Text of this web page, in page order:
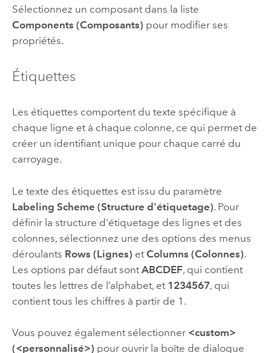
Sélectionnez un composant dans la liste
Components (Composants) pour modifier ses
propriétés.
Étiquettes
Les étiquettes comportent du texte spécifique à
chaque ligne et à chaque colonne, ce qui permet de
créer un identifiant unique pour chaque carré du
carroyage.
Le texte des étiquettes est issu du paramètre
Labeling Scheme (Structure d'étiquetage). Pour
définir la structure d'étiquetage des lignes et des
colonnes, sélectionnez une des options des menus
déroulants Rows (Lignes) et Columns (Colonnes).
Les options par défaut sont ABCDEF, qui contient
toutes les lettres de l’alphabet, et 1234567, qui
contient tous les chiffres à partir de 1.
Vous pouvez également sélectionner <custom>
(<personnalisé>) pour ouvrir la boîte de dialogue